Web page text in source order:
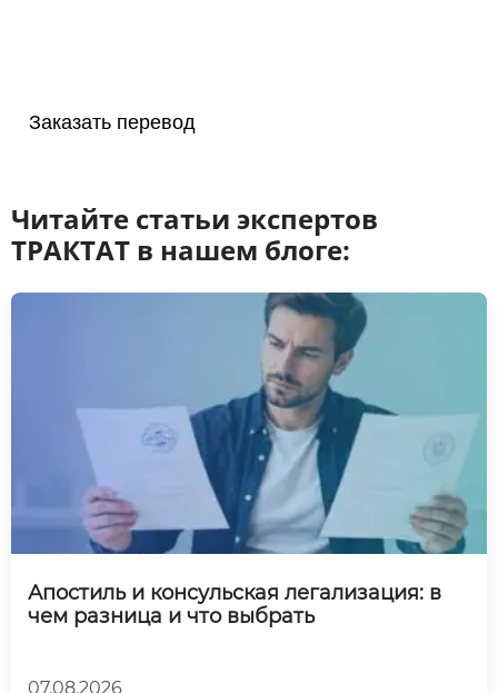
Заказать перевод
Читайте статьи экспертов
ТРАКТАТ в нашем блоге:
Апостиль и консульская легализация: в
чем разница и что выбрать
07.08.2026